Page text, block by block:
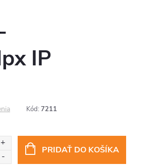
IP
Kód: 7211
PRIDAŤ DO KOŠÍKA